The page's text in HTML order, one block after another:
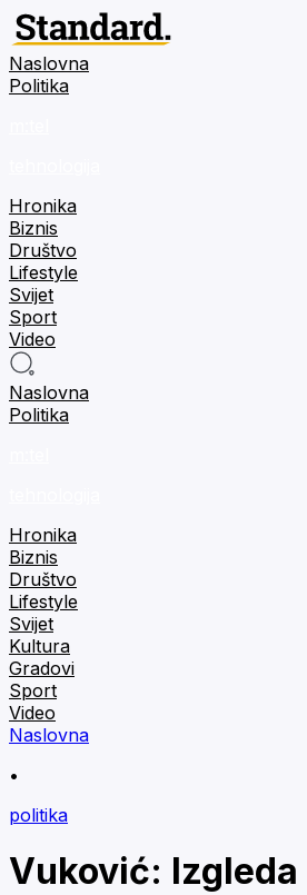
Naslovna
Politika
Hronika
Biznis
Društvo
Lifestyle
Svijet
Sport
Video
Naslovna
Politika
Hronika
Biznis
Društvo
Lifestyle
Svijet
Kultura
Gradovi
Sport
Video
Naslovna
•
politika
Vuković: